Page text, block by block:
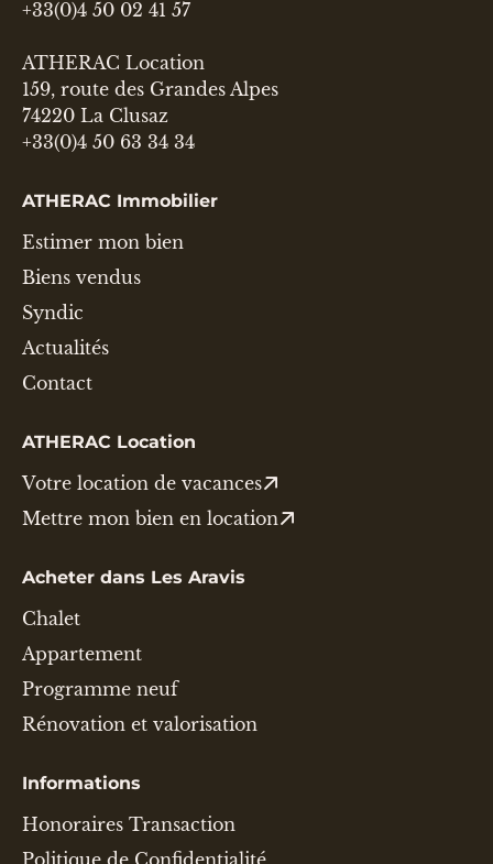
+33(0)4 50 02 41 57
ATHERAC Location
159, route des Grandes Alpes
74220 La Clusaz
+33(0)4 50 63 34 34
ATHERAC Immobilier
Estimer mon bien
Biens vendus
Syndic
Actualités
Contact
ATHERAC Location
Votre location de vacances
Mettre mon bien en location
Acheter dans Les Aravis
Chalet
Appartement
Programme neuf
Rénovation et valorisation
Informations
Honoraires Transaction